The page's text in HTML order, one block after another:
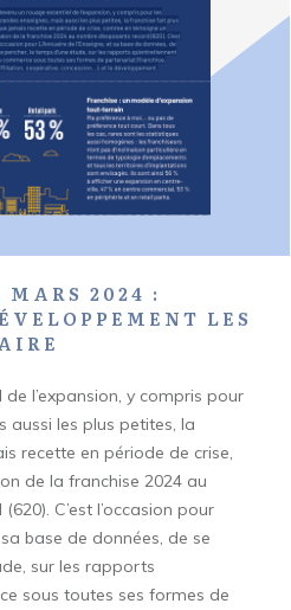
MARS 2024 :
LES
l’expansion, y compris pour
aussi les plus petites, la
recette en période de crise,
de la franchise 2024 au
C’est l’occasion pour
sa base de données, de se
sur les rapports
sous toutes ses formes de